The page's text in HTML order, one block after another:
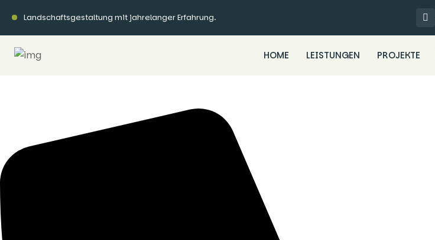
Landschaftsgestaltung mit jahrelanger Erfahrung.
HOME LEISTUNGEN PROJEKTE